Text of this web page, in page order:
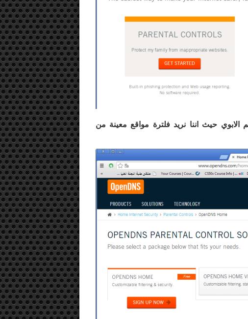
الابوي حيث اننا نريد فلترة مواقع معينة من